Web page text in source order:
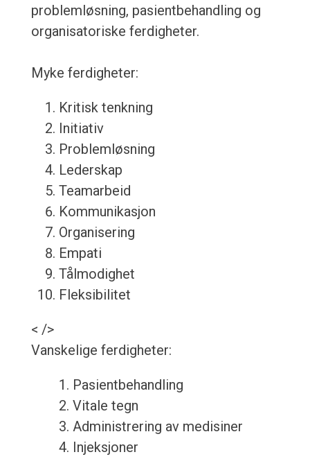
problemløsning, pasientbehandling og
organisatoriske ferdigheter.
Myke ferdigheter:
Kritisk tenkning
Initiativ
Problemløsning
Lederskap
Teamarbeid
Kommunikasjon
Organisering
Empati
Tålmodighet
Fleksibilitet
< />
Vanskelige ferdigheter:
1. Pasientbehandling
2. Vitale tegn
3. Administrering av medisiner
4. Injeksjoner